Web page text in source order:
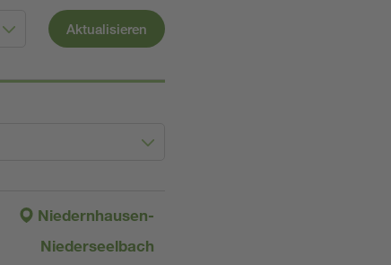
Aktualisieren
Niedernhausen-
Niederseelbach